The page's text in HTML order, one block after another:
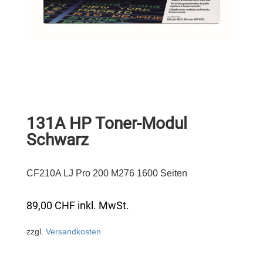
131A HP Toner-Modul
Schwarz
CF210A LJ Pro 200 M276 1600 Seiten
89,00 CHF inkl. MwSt.
zzgl. Versandkosten